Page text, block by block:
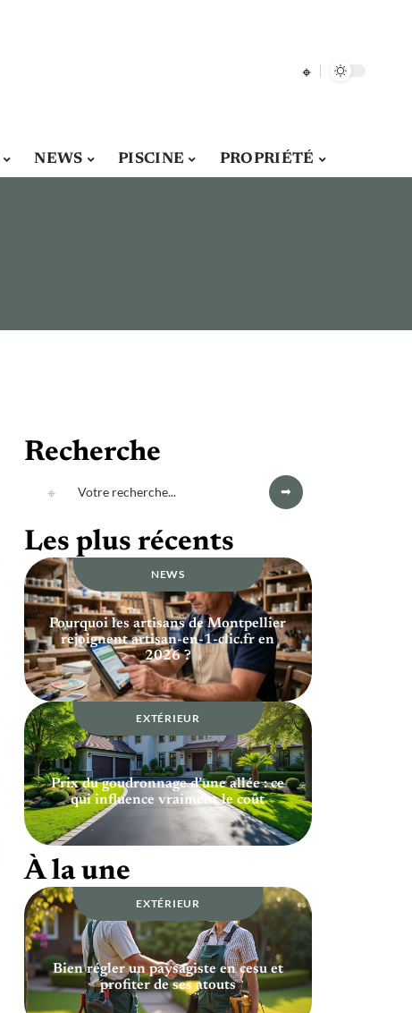
NEWS PISCINE PROPRIÉTÉ
Recherche
Les plus récents
NEWS
Pourquoi les artisans de Montpellier
rejoignent artisan-en-1-clic.fr en
2026 ?
EXTÉRIEUR
Prix du goudronnage d’une allée : ce
qui influence vraiment le coût
À la une
EXTÉRIEUR
Bien régler un paysagiste en cesu et
profiter de ses atouts